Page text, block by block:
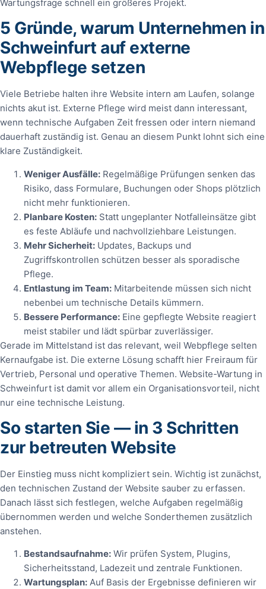
Wartungsfrage schnell ein größeres Projekt.
5 Gründe, warum Unternehmen in
Schweinfurt auf externe
Webpflege setzen
Viele Betriebe halten ihre Website intern am Laufen, solange
nichts akut ist. Externe Pflege wird meist dann interessant,
wenn technische Aufgaben Zeit fressen oder intern niemand
dauerhaft zuständig ist. Genau an diesem Punkt lohnt sich eine
klare Zuständigkeit.
Weniger Ausfälle: Regelmäßige Prüfungen senken das
Risiko, dass Formulare, Buchungen oder Shops plötzlich
nicht mehr funktionieren.
Planbare Kosten: Statt ungeplanter Notfalleinsätze gibt
es feste Abläufe und nachvollziehbare Leistungen.
Mehr Sicherheit: Updates, Backups und
Zugriffskontrollen schützen besser als sporadische
Pflege.
Entlastung im Team: Mitarbeitende müssen sich nicht
nebenbei um technische Details kümmern.
Bessere Performance: Eine gepflegte Website reagiert
meist stabiler und lädt spürbar zuverlässiger.
Gerade im Mittelstand ist das relevant, weil Webpflege selten
Kernaufgabe ist. Die externe Lösung schafft hier Freiraum für
Vertrieb, Personal und operative Themen. Website-Wartung in
Schweinfurt ist damit vor allem ein Organisationsvorteil, nicht
nur eine technische Leistung.
So starten Sie — in 3 Schritten
zur betreuten Website
Der Einstieg muss nicht kompliziert sein. Wichtig ist zunächst,
den technischen Zustand der Website sauber zu erfassen.
Danach lässt sich festlegen, welche Aufgaben regelmäßig
übernommen werden und welche Sonderthemen zusätzlich
anstehen.
Bestandsaufnahme: Wir prüfen System, Plugins,
Sicherheitsstand, Ladezeit und zentrale Funktionen.
Wartungsplan: Auf Basis der Ergebnisse definieren wir